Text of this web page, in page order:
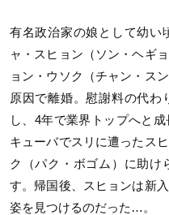
有名政治家の娘として幼い
ャ・スヒョン（ソン・ヘギ
ョン・ウソク（チャン・ス
原因で離婚。慰謝料の代わ
し、 4年で業界トップへと
キューバでスリに遭ったス
ク（パク・ボゴム）に助け
す。帰国後、スヒョンは新
姿を見つけるのだった…。